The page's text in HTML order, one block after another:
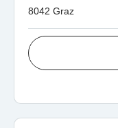
8042 Graz